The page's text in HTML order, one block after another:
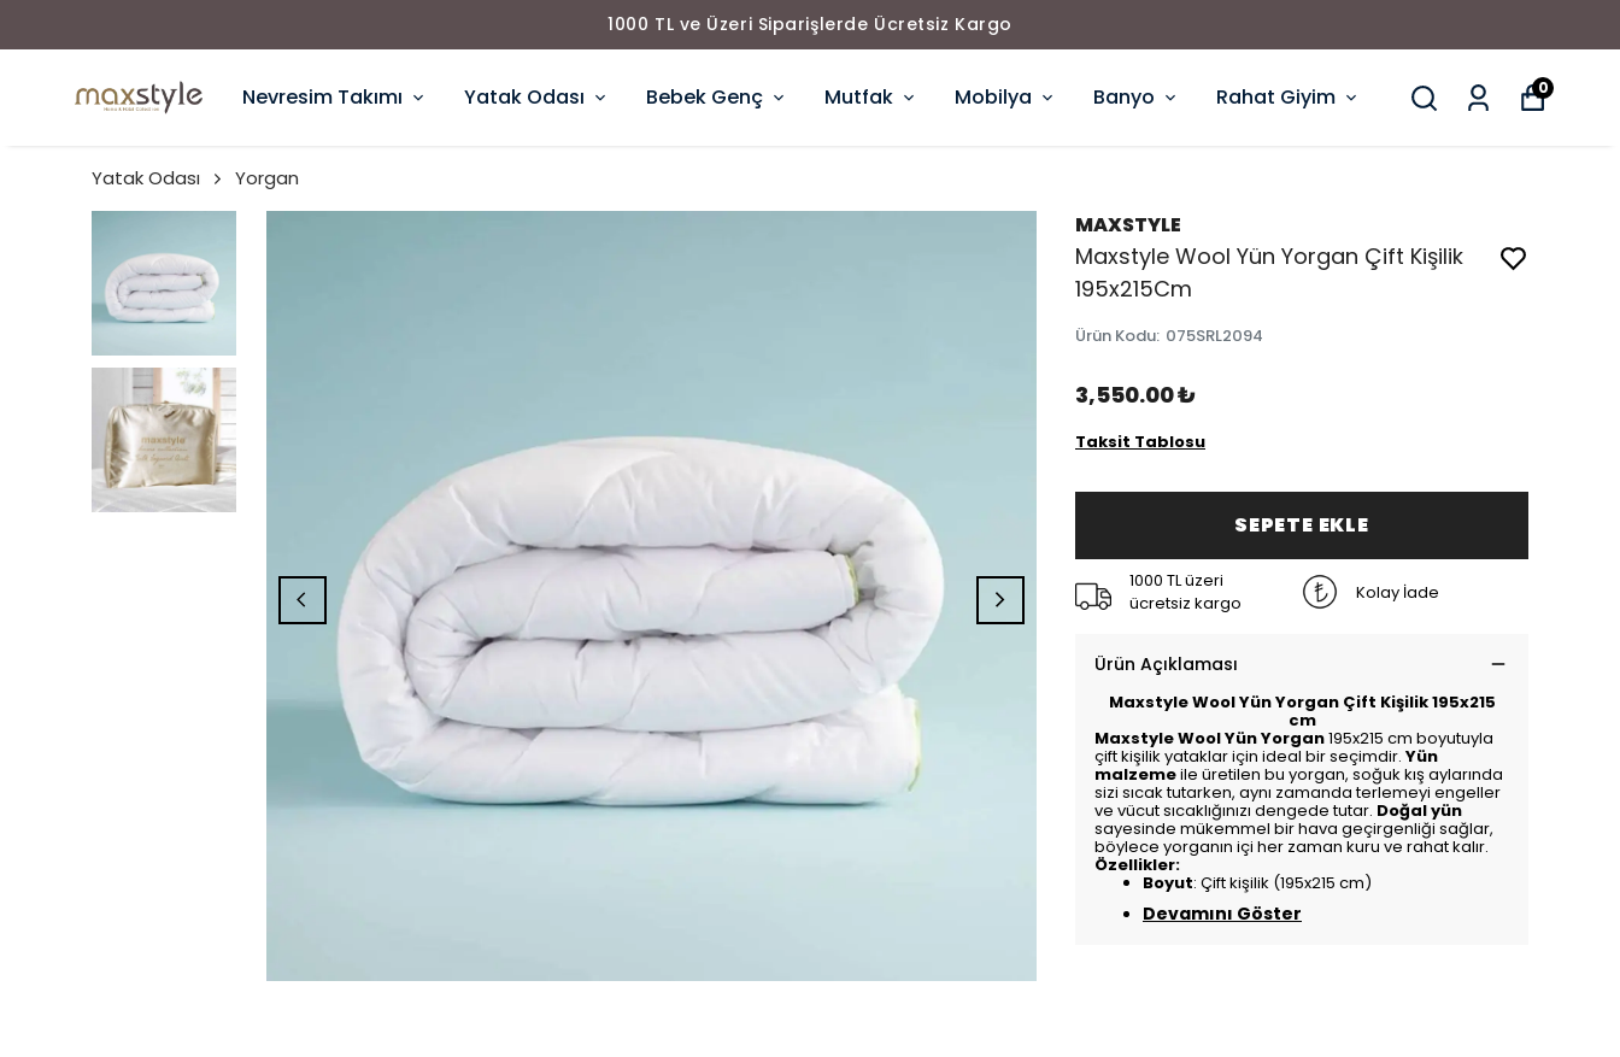
1000 TL ve Üzeri Siparişlerde Ücretsiz Kargo
Nevresim Takımı Yatak Odası Bebek Genç Mutfak Mobilya Banyo Rahat Giyim 0
Yatak Odası Yorgan
MAXSTYLE
Maxstyle Wool Yün Yorgan Çift Kişilik
195x215Cm
Ürün Kodu: 075SRL2094
3,550.00 ₺
Taksit Tablosu
SEPETE EKLE
1000 TL üzeri
ücretsiz kargo
Kolay İade
Ürün Açıklaması
Maxstyle Wool Yün Yorgan Çift Kişilik 195x215
cm
Maxstyle Wool Yün Yorgan195x215 cm boyutuyla
çift kişilik yataklar için ideal bir seçimdir. Yün
malzemeile üretilen bu yorgan, soğuk kış aylarında
sizi sıcak tutarken, aynı zamanda terlemeyi engeller
ve vücut sıcaklığınızı dengede tutar. Doğal yün
sayesinde mükemmel bir hava geçirgenliği sağlar,
böylece yorganın içi her zaman kuru ve rahat kalır.
Özellikler:
Boyut: Çift kişilik (195x215 cm)
Devamını Göster